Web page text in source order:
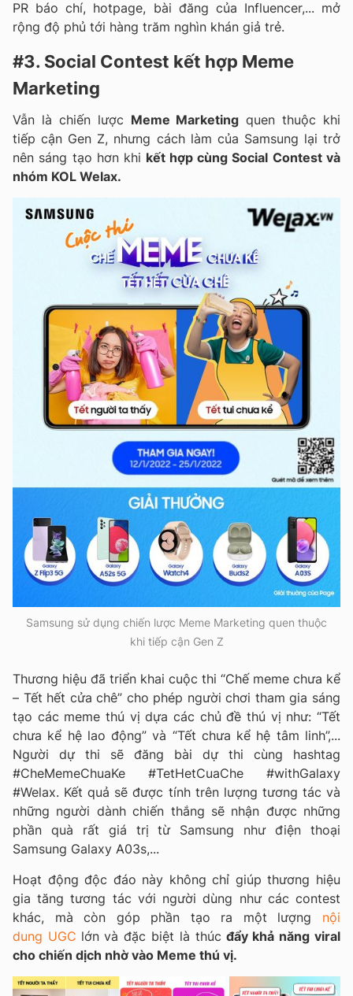
PR báo chí, hotpage, bài đăng của Influencer,... mở
rộng độ phủ tới hàng trăm nghìn khán giả trẻ.
#3. Social Contest kết hợp Meme
Marketing
Vẫn là chiến lược Meme Marketing quen thuộc khi
tiếp cận Gen Z, nhưng cách làm của Samsung lại trở
nên sáng tạo hơn khi kết hợp cùng Social Contest và
nhóm KOL Welax.
Samsung sử dụng chiến lược Meme Marketing quen thuộc
khi tiếp cận Gen Z
Thương hiệu đã triển khai cuộc thi “Chế meme chưa kể
– Tết hết cửa chê” cho phép người chơi tham gia sáng
tạo các meme thú vị dựa các chủ đề thú vị như: “Tết
chưa kể hệ lao động” và “Tết chưa kể hệ tâm linh”,...
Người dự thi sẽ đăng bài dự thi cùng hashtag
#CheMemeChuaKe #TetHetCuaChe #withGalaxy
#Welax. Kết quả sẽ được tính trên lượng tương tác và
những người dành chiến thắng sẽ nhận được những
phần quà rất giá trị từ Samsung như điện thoại
Samsung Galaxy A03s,...
Hoạt động độc đáo này không chỉ giúp thương hiệu
gia tăng tương tác với người dùng như các contest
khác, mà còn góp phần tạo ra một lượng nội
dung UGC lớn và đặc biệt là thúc đẩy khả năng viral
cho chiến dịch nhờ vào Meme thú vị.